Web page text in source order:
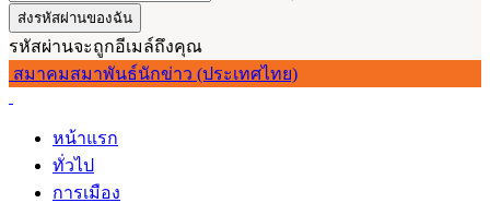
รหัสผ่านจะถูกอีเมล์ถึงคุณ
สมาคมสมาพันธ์นักข่าว (ประเทศไทย)
หน้าแรก
ทั่วไป
การเมือง